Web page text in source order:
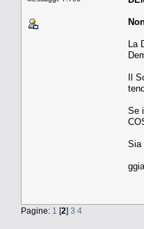
La
Il
Se
Sia
Pagine: 1 [2] 3 4